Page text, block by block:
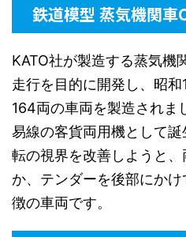
鉄道模型 蒸気機関車
KATO社が製造する蒸気機
走行を目的に開発し、昭
164両の車両を製造されま
易線の客貨両用機として
転の視界を改善しようと
か、テンダーを後部にか
徴の車両です。